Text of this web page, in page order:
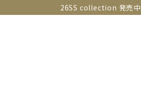
26SS collection 発売中